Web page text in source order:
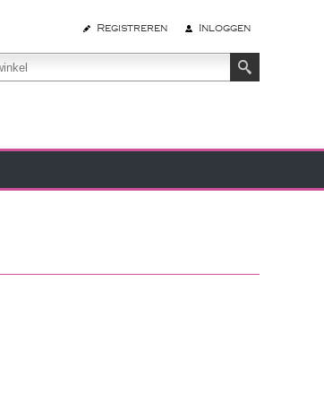
Registreren Inloggen